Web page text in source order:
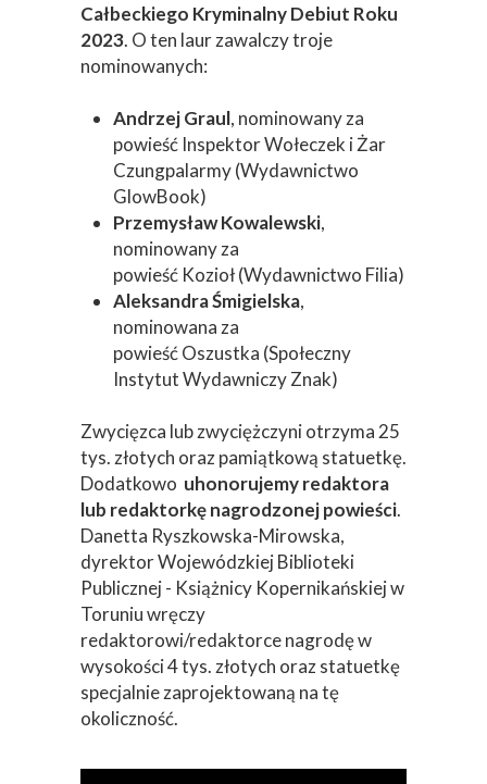
Całbeckiego Kryminalny Debiut Roku
2023. O ten laur zawalczy troje
nominowanych:
Andrzej Graul, nominowany za
powieść Inspektor Wołeczek i Żar
Czungpalarmy (Wydawnictwo
GlowBook)
Przemysław Kowalewski,
nominowany za
powieść Kozioł (Wydawnictwo Filia)
Aleksandra Śmigielska,
nominowana za
powieść Oszustka (Społeczny
Instytut Wydawniczy Znak)
Zwycięzca lub zwyciężczyni otrzyma 25
tys. złotych oraz pamiątkową statuetkę.
Dodatkowo uhonorujemy redaktora
lub redaktorkę nagrodzonej powieści.
Danetta Ryszkowska-Mirowska,
dyrektor Wojewódzkiej Biblioteki
Publicznej - Książnicy Kopernikańskiej w
Toruniu wręczy
redaktorowi/redaktorce nagrodę w
wysokości 4 tys. złotych oraz statuetkę
specjalnie zaprojektowaną na tę
okoliczność.